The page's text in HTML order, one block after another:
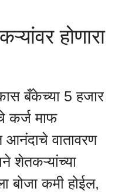
होणारा
बँकेच्या 5 हजार
कर्ज माफ
आनंदाचे वातावरण
शेतकऱ्यांच्या
बोजा कमी होईल,